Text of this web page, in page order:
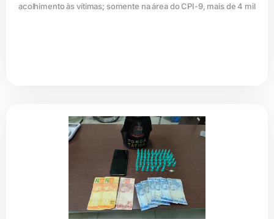
acolhimento às vítimas; somente na área do CPI-9, mais de 4 mil